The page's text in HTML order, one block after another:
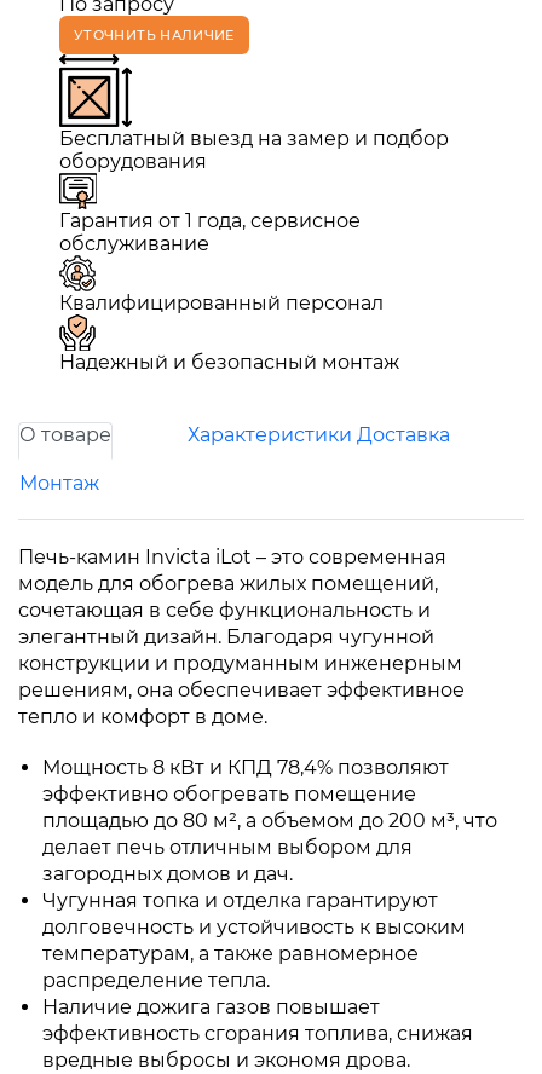
УТОЧНИТЬ НАЛИЧИЕ
Бесплатный выезд на замер и подбор
оборудования
Гарантия от 1 года, сервисное
обслуживание
Квалифицированный персонал
Надежный и безопасный монтаж
О товаре Характеристики Доставка
Монтаж
Печь-камин Invicta iLot – это современная
модель для обогрева жилых помещений,
сочетающая в себе функциональность и
элегантный дизайн. Благодаря чугунной
конструкции и продуманным инженерным
решениям, она обеспечивает эффективное
тепло и комфорт в доме.
Мощность 8 кВт и КПД 78,4% позволяют
эффективно обогревать помещение
площадью до 80 м², а объемом до 200 м³, что
делает печь отличным выбором для
загородных домов и дач.
Чугунная топка и отделка гарантируют
долговечность и устойчивость к высоким
температурам, а также равномерное
распределение тепла.
Наличие дожига газов повышает
эффективность сгорания топлива, снижая
вредные выбросы и экономя дрова.